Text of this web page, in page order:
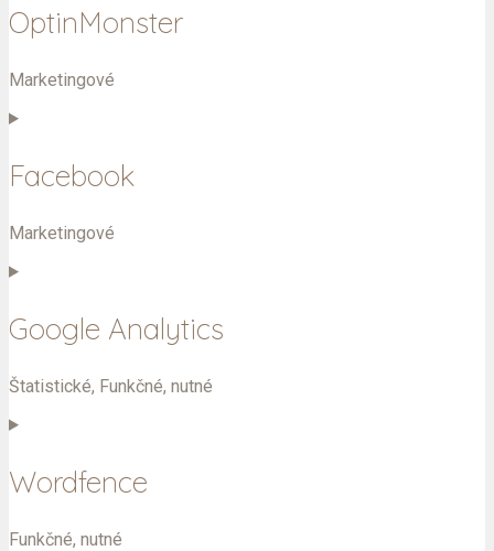
service
elementor
OptinMonster
Marketingové
Consent
service
optinmonster
Facebook
Marketingové
Consent
service
facebook
Google Analytics
Štatistické, Funkčné, nutné
Consent
service
google-
Wordfence
Funkčné, nutné